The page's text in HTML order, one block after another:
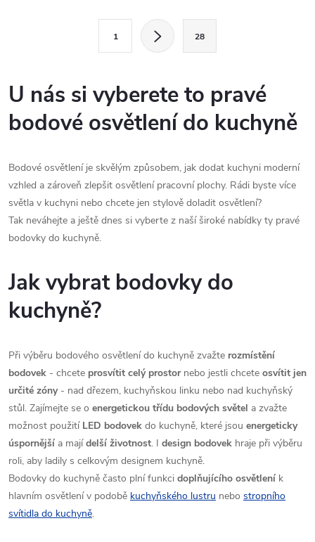
d
a
c
í
p
r
k
y
ý
p
i
s
u
á
n
k
v
á
n
í
1 28
U nás si vyberete to pravé
bodové osvětlení do kuchyně
Bodové osvětlení je skvělým způsobem, jak dodat kuchyni moderní
vzhled a zároveň zlepšit osvětlení pracovní plochy. Rádi byste více
světla v kuchyni nebo chcete jen stylově doladit osvětlení?
Tak neváhejte a ještě dnes si vyberte z naší široké nabídky ty pravé
bodovky do kuchyně.
Jak vybrat bodovky do
kuchyně?
Při výběru bodového osvětlení do kuchyně zvažte rozmístění
bodovek - chcete prosvítit celý prostornebo jestli chcete osvítit jen
určité zóny- nad dřezem, kuchyňskou linku nebo nad kuchyňský
stůl. Zajímejte se o energetickou třídu bodových světel a zvažte
možnost použitíLED bodovek do kuchyně, které jsou energeticky
úspornější a majídelší životnost. I design bodovek hraje při výběru
roli, aby ladily s celkovým designem kuchyně.
Bodovky do kuchyně často plní funkci doplňujícího osvětlení k
hlavním osvětlení v podobě kuchyňského lustru nebo stropního
svítidla do kuchyně.